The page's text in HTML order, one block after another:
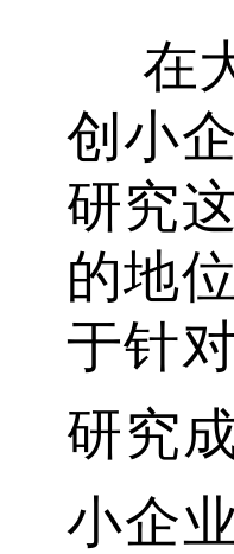
在
创小
研究
的地
于针
研究
小企